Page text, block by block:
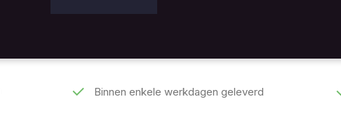
Binnen enkele werkdagen geleverd